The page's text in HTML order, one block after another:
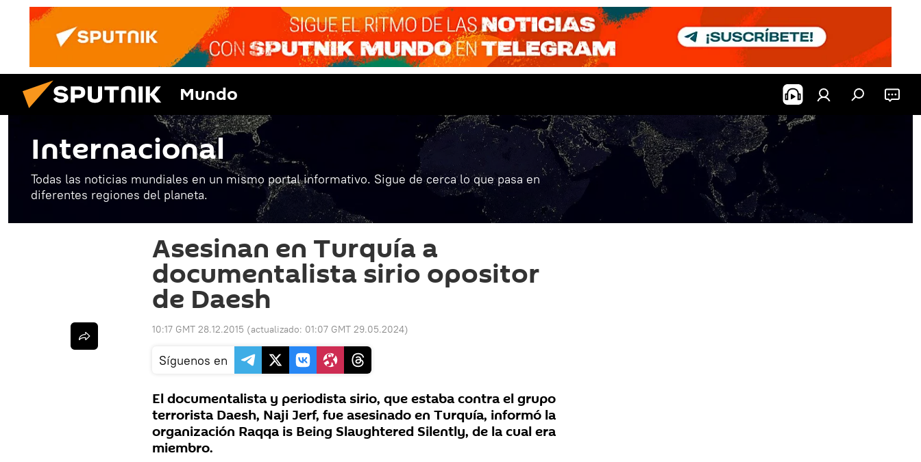
Mundo
Internacional
Todas las noticias mundiales en un mismo portal informativo. Sigue de cerca lo que pasa en
diferentes regiones del planeta.
Asesinan en Turquía a
documentalista sirio opositor
de Daesh
10:17 GMT 28.12.2015 (actualizado: 01:07 GMT 29.05.2024)
Síguenos en
El documentalista y periodista sirio, que estaba contra el grupo
terrorista Daesh, Naji Jerf, fue asesinado en Turquía, informó la
organización Raqqa is Being Slaughtered Silently, de la cual era
miembro.